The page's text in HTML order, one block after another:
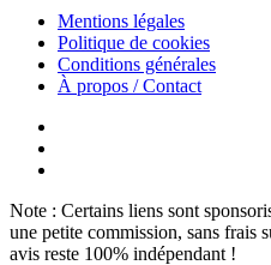
Mentions légales
Politique de cookies
Conditions générales
À propos / Contact
Note : Certains liens sont
une petite commission, sans frais
avis reste 100% indépendant !